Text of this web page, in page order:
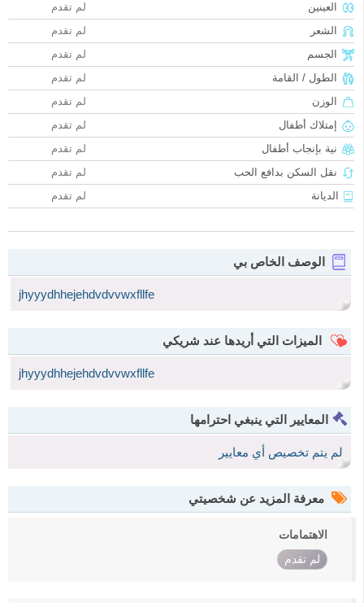
العينين
لم تقدم
الشعر
لم تقدم
الجسم
لم تقدم
الطول / القامة
لم تقدم
الوزن
لم تقدم
إمتلاك أطفال
لم تقدم
نية بإنجاب أطفال
لم تقدم
نقل السكن بدافع الحب
لم تقدم
الديانة
لم تقدم
الوصف الخاص بي
jhyyydhhejehdvdvvwxfllfe
الميزات التي أريدها عند شريكي
jhyyydhhejehdvdvvwxfllfe
المعايير التي ينبغي احترامها
لم يتم تخصيص أي معايير
معرفة المزيد عن شخصيتي
الاهتمامات
لم تقدم